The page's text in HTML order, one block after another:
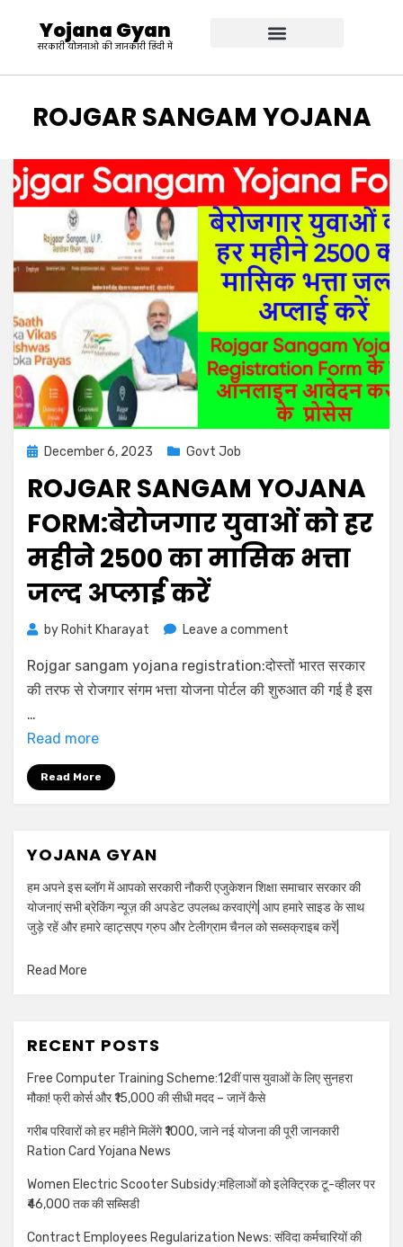
Yojana Gyan
सरकारी योजनाओ की जानकारी हिंदी में
TAG
:
ROJGAR SANGAM YOJANA
December 6, 2023 Govt Job
ROJGAR SANGAM YOJANA
FORM:बेरोजगार युवाओं को हर
महीने 2500 का मासिक भत्ता
जल्द अप्लाई करें
by Rohit Kharayat Leave a comment
Rojgar sangam yojana registration:दोस्तों भारत सरकार
की तरफ से रोजगार संगम भत्ता योजना पोर्टल की शुरुआत की गई है इस
…
Read more
Read More
YOJANA GYAN
हम अपने इस ब्लॉग में आपको सरकारी नौकरी एजुकेशन शिक्षा समाचार सरकार की
योजनाएं सभी ब्रेकिंग न्यूज़ की अपडेट उपलब्ध करवाएंगे| आप हमारे साइड के साथ
जुड़े रहें और हमारे व्हाट्सएप ग्रुप और टेलीग्राम चैनल को सब्सक्राइब करें|
Read More
RECENT POSTS
Free Computer Training Scheme:12वीं पास युवाओं के लिए सुनहरा
मौका! फ्री कोर्स और ₹15,000 की सीधी मदद – जानें कैसे
गरीब परिवारों को हर महीने मिलेंगे ₹1000, जाने नई योजना की पूरी जानकारी
Ration Card Yojana News
Women Electric Scooter Subsidy:महिलाओं को इलेक्ट्रिक टू-व्हीलर पर
₹46,000 तक की सब्सिडी
Contract Employees Regularization News: संविदा कर्मचारियों की